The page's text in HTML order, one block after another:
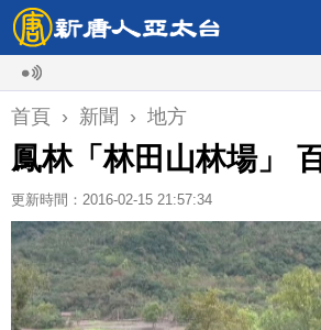
首頁 › 新聞 › 地方
鳳林「林田山林場」
更新時間：2016-02-15 21:57:34